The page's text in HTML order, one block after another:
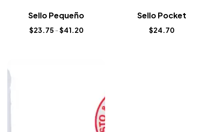
Sello Pequeño
$23.75 -$41.20
Sello Pocket
$24.70